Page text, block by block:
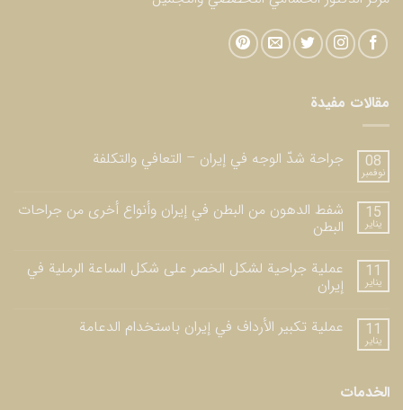
مقالات مفيدة
08
نوفمبر
جراحة شدّ الوجه في إيران – التعافي والتكلفة
15
يناير
شفط الدهون من البطن في إيران وأنواع أخرى من جراحات
البطن
11
يناير
عملية جراحية لشكل الخصر على شكل الساعة الرملية في
إيران
11
يناير
عملية تكبير الأرداف في إيران باستخدام الدعامة
الخدمات